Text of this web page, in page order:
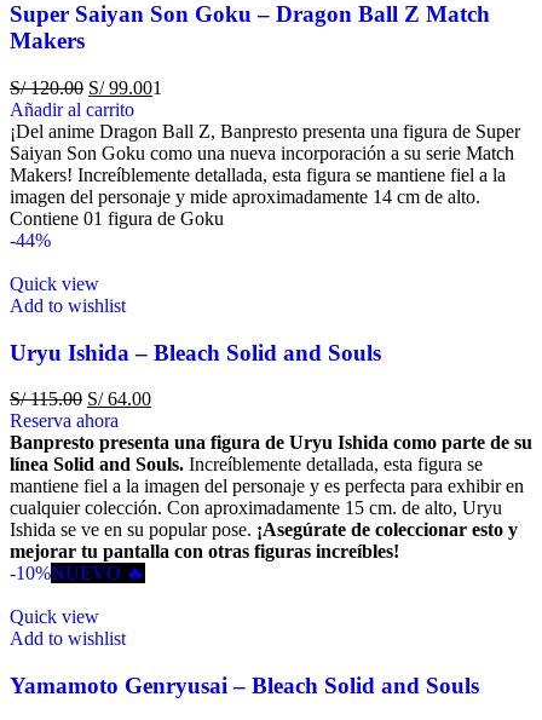
Super Saiyan Son Goku – Dragon Ball Z Match
Makers
S/120.00 S/99.001
Añadir al carrito
¡Del anime Dragon Ball Z, Banpresto presenta una figura de Super
Saiyan Son Goku como una nueva incorporación a su serie Match
Makers! Increíblemente detallada, esta figura se mantiene fiel a la
imagen del personaje y mide aproximadamente 14 cm de alto.
Contiene 01 figura de Goku
-44%
Quick view
Add to wishlist
Uryu Ishida – Bleach Solid and Souls
S/115.00 S/64.00
Reserva ahora
Banpresto presenta una figura de Uryu Ishida como parte de su
línea Solid and Souls. Increíblemente detallada, esta figura se
mantiene fiel a la imagen del personaje y es perfecta para exhibir en
cualquier colección. Con aproximadamente 15 cm. de alto, Uryu
Ishida se ve en su popular pose. ¡Asegúrate de coleccionar esto y
mejorar tu pantalla con otras figuras increíbles!
-10%NUEVO 🔥
Quick view
Add to wishlist
Yamamoto Genryusai – Bleach Solid and Souls